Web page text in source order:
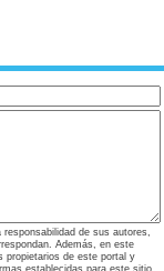
de sus autores,
Además, en este
propietarios de este portal y